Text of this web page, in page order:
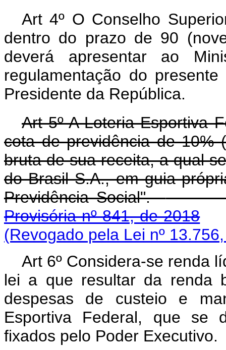
Art 4º O Conselho
dentro do prazo de 90
deverá apresentar ao
regulamentação do
Presidente da República.
Art 5º A Loteria Esportiva
cota de previdência de 10%
bruta de sua receita, a qual
do Brasil S.A., em guia
Previdência Social".
Provisória nº 841, de 2018
(Revogado pela Lei nº
Art 6º Considera-se renda
lei a que resultar da renda
despesas de custeio e
Esportiva Federal, que se
fixados pelo Poder Executivo.